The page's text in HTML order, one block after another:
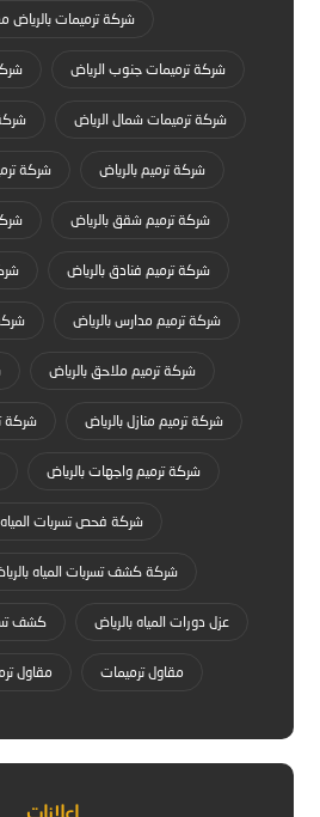
شركة ترميمات بالرياض
شركة ترميمات جنوب الرياض
شركة ترميمات شمال الرياض
شركة ترميم بالرياض شركة
شركة ترميم شقق بالرياض
شركة ترميم فنادق بالرياض
شركة ترميم مدارس بالرياض
شركة ترميم ملاحق بالرياض
شركة ترميم منازل بالرياض شركة
شركة ترميم واجهات بالرياض
شركة فحص تسربات المياه
شركة كشف تسربات المياه
عزل دورات المياه بالرياض كشف
مقاول ترميمات مقاول
إعلانات